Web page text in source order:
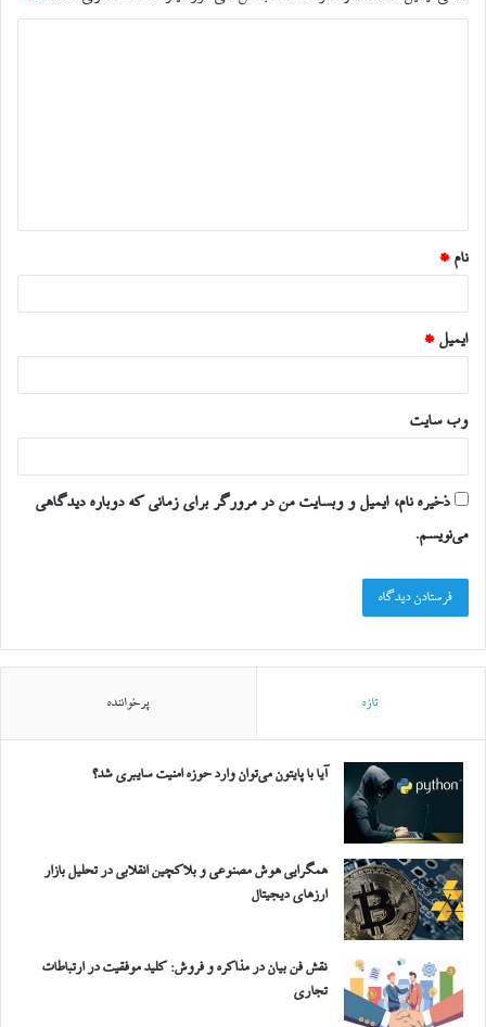
*
نام *
ایمیل *
وب‌ سایت
ذخیره نام، ایمیل و وبسایت من در مرورگر برای زمانی که دوباره دیدگاهی
می‌نویسم.
تازه پرخواننده
آیا با پایتون می‌توان وارد حوزه امنیت سایبری شد؟
همگرایی هوش مصنوعی و بلاکچین انقلابی در تحلیل بازار
ارزهای دیجیتال
نقش فن بیان در مذاکره و فروش: کلید موفقیت در ارتباطات
تجاری